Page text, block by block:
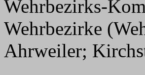
Wehrbezirks-
Wehrbezirke
Ahrweiler;